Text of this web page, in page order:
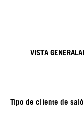
VISTA GENERAL
Tipo de cliente de